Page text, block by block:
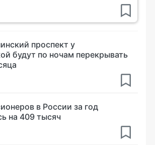
проспект у
будут по ночам перекрывать
в России за год
на 409 тысяч